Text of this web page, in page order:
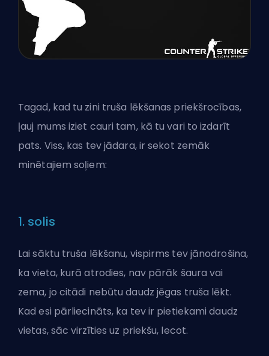
Tagad, kad tu zini truša lēkšanas priekšrocības,
ļauj mums iziet cauri tam, kā tu vari to izdarīt
pats. Viss, kas tev jādara, ir sekot zemāk
minētajiem soļiem:
1. solis
Lai sāktu truša lēkšanu, vispirms tev jānodrošina,
ka vieta, kurā atrodies, nav pārāk šaura vai
zema, jo citādi nebūtu daudz jēgas truša lēkt.
Kad esi pārliecināts, ka tev ir pietiekami daudz
vietas, sāc virzīties uz priekšu, lecot.